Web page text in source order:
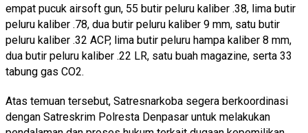
empat pucuk airsoft gun, 55 butir peluru kaliber .38, lima butir
peluru kaliber .78, dua butir peluru kaliber 9 mm, satu butir
peluru kaliber .32 ACP, lima butir peluru hampa kaliber 8 mm,
dua butir peluru kaliber .22 LR, satu buah magazine, serta 33
tabung gas CO2.
Atas temuan tersebut, Satresnarkoba segera berkoordinasi
dengan Satreskrim Polresta Denpasar untuk melakukan